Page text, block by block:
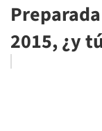
2015, ¿y